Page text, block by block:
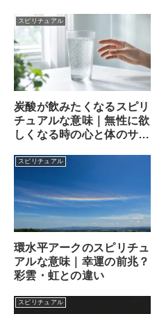
スピリチュアル
炭酸が飲みたくなるスピリ
チュアルな意味｜無性に欲
しくなる時の心と体のサイ
スピリチュアル
環水平アークのスピリチュ
アルな意味｜幸運の前兆？
彩雲・虹との違い
スピリチュアル